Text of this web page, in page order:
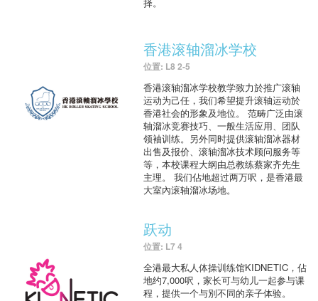
香港滚轴溜冰学校
位置: L8 2-5
香港滚轴溜冰学校教学致力於推广滚轴
运动为己任，我们希望提升滚轴运动於
香港社会的形象及地位。 范畴广泛由滚
轴溜冰竞赛技巧、一般生活应用、团队
领袖训练。另外同时提供滚轴溜冰器材
出售及报价、滚轴溜冰技术顾问服务等
等，本校课程大纲由总教练蔡家齐先生
主理。 我们佔地超过两万呎，是香港最
大室內滚轴溜冰场地。
跃动
位置: L7 4
全港最大私人体操训练馆KIDNETIC，佔
地约7,000呎，家长可与幼儿一起参与课
程，提供一个与別不同的亲子体验。